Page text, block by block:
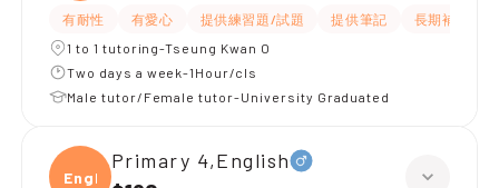
有耐性 有愛心 提供練習題/試題 提供筆記
長期補習
1 to 1 tutoring-Tseung Kwan O
Two days a week-1Hour/cls
Male tutor/Female tutor-University Graduated
Engli
Primary 4,English